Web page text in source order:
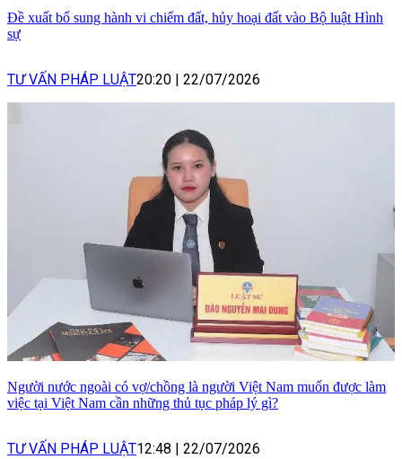
Đề xuất bổ sung hành vi chiếm đất, hủy hoại đất vào Bộ luật Hình
sự
TƯ VẤN PHÁP LUẬT20:20 22/07/2026
Người nước ngoài có vợ/chồng là người Việt Nam muốn được làm
việc tại Việt Nam cần những thủ tục pháp lý gì?
TƯ VẤN PHÁP LUẬT12:48 22/07/2026